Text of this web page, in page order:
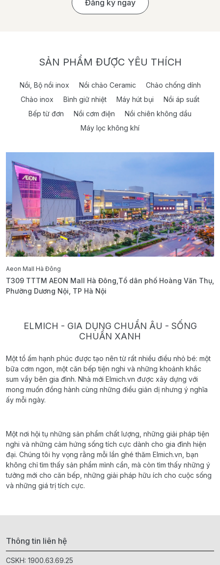
Đăng ký ngay
SẢN PHẨM ĐƯỢC YÊU THÍCH
Nồi, Bộ nồi inox Nồi chảo Ceramic
Chảo chống dính
Chảo inox
Bình giữ nhiệt Máy hút bụi
Nồi áp suất
Bếp từ đơn
Nồi cơm điện
Nồi chiên không dầu
Máy lọc không khí
Aeon Mall Hà Đông
T309 TTTM AEON Mall Hà Đông,Tổ dân phố Hoàng Văn Thụ,
Phường Dương Nội, TP Hà Nội
ELMICH - GIA DỤNG CHUẨN ÂU - SỐNG
CHUẨN XANH
Một tổ ấm hạnh phúc được tạo nên từ rất nhiều điều nhỏ bé: một
bữa cơm ngon, một căn bếp tiện nghi và những khoảnh khắc
sum vầy bên gia đình. Nhà mới Elmich.vn được xây dựng với
mong muốn đồng hành cùng những điều giản dị nhưng ý nghĩa
ấy mỗi ngày.
Một nơi hội tụ những sản phẩm chất lượng, những giải pháp tiện
nghi và những cảm hứng sống tích cực dành cho gia đình hiện
đại. Chúng tôi hy vọng rằng mỗi lần ghé thăm Elmich.vn, bạn
không chỉ tìm thấy sản phẩm mình cần, mà còn tìm thấy những ý
tưởng mới cho căn bếp, những giải pháp hữu ích cho cuộc sống
và những giá trị tích cực.
Thông tin liên hệ
CSKH: 1900.63.69.25